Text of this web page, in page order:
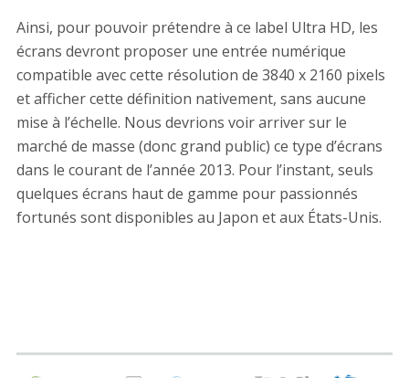
Ainsi, pour pouvoir prétendre à ce label Ultra HD, les
écrans devront proposer une entrée numérique
compatible avec cette résolution de 3840 x 2160 pixels
et afficher cette définition nativement, sans aucune
mise à l’échelle. Nous devrions voir arriver sur le
marché de masse (donc grand public) ce type d’écrans
dans le courant de l’année 2013. Pour l’instant, seuls
quelques écrans haut de gamme pour passionnés
fortunés sont disponibles au Japon et aux États-Unis.